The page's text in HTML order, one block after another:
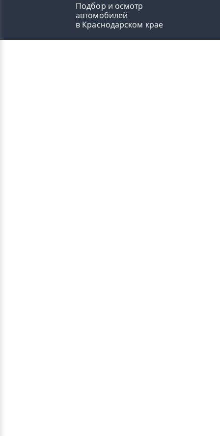
Подбор и осмотр
автомобилей
в Краснодарском крае